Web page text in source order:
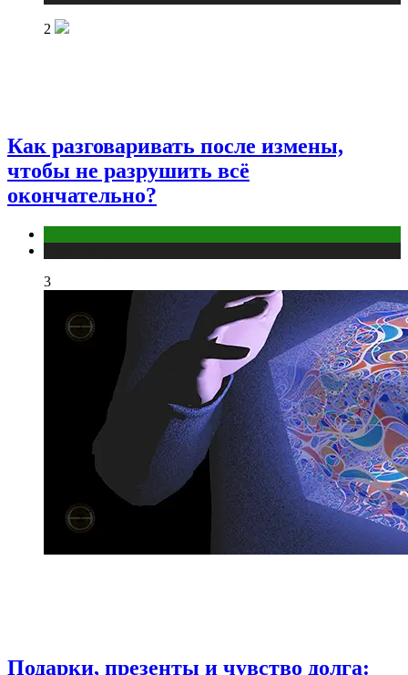
2
Как разговаривать после измены,
чтобы не разрушить всё
окончательно?
3
Подарки, презенты и чувство долга: